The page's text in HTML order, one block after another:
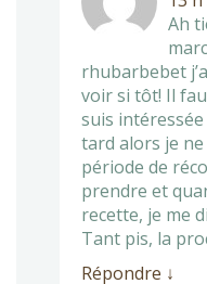
Ah
rhubarbebet
voir si tôt! Il
suis
tard alors je
période de
prendre et
recette, je me
Tant pis, la
Répondre ↓